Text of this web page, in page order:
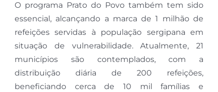
O programa Prato do Povo também tem sido
essencial, alcançando a marca de 1 milhão de
refeições servidas à população sergipana em
situação de vulnerabilidade. Atualmente, 21
municípios são contemplados, com a
distribuição diária de 200 refeições,
beneficiando cerca de 10 mil famílias e